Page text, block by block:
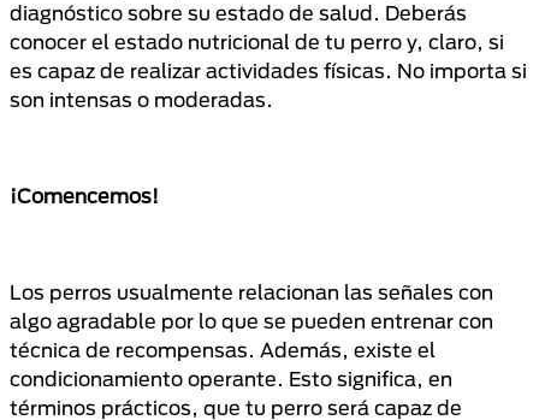
diagnóstico sobre su estado de salud. Deberás
conocer el estado nutricional de tu perro y, claro, si
es capaz de realizar actividades físicas. No importa si
son intensas o moderadas.
¡Comencemos!
Los perros usualmente relacionan las señales con
algo agradable por lo que se pueden entrenar con
técnica de recompensas. Además, existe el
condicionamiento operante. Esto significa, en
términos prácticos, que tu perro será capaz de